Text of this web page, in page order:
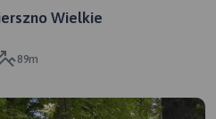
Wielkie
89m